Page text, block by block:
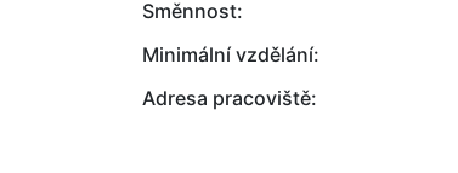
Směnnost:
Minimální vzdělání:
Adresa pracoviště: